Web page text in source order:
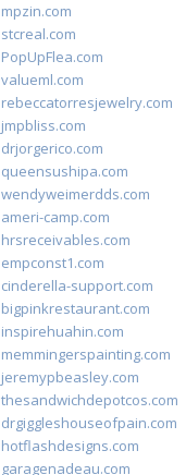
mpzin.com
stcreal.com
PopUpFlea.com
valueml.com
rebeccatorresjewelry.com
jmpbliss.com
drjorgerico.com
queensushipa.com
wendyweimerdds.com
ameri-camp.com
hrsreceivables.com
empconst1.com
cinderella-support.com
bigpinkrestaurant.com
inspirehuahin.com
memmingerspainting.com
jeremypbeasley.com
thesandwichdepotcos.com
drgiggleshouseofpain.com
hotflashdesigns.com
garagenadeau.com